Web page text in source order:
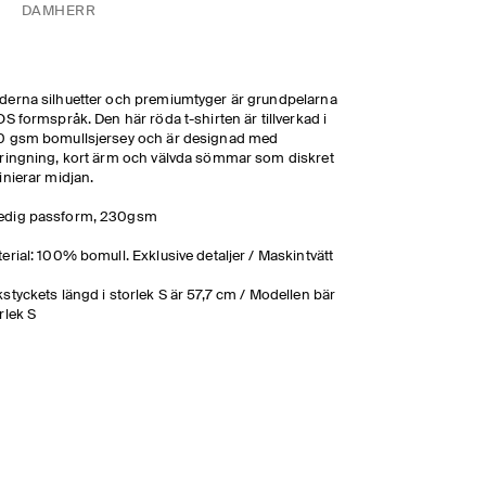
DAM HERR
silhuetter och premiumtyger är grundpelarna
formspråk. Den här röda t-shirten är tillverkad i
gsm bomullsjersey och är designad med
kort ärm och välvda sömmar som diskret
midjan.
passform, 230gsm
100% bomull. Exklusive detaljer / Maskintvätt
längd i storlek S är 57,7 cm / Modellen bär
S